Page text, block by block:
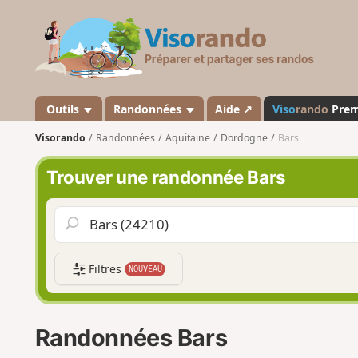
s
a
n
o
Outils Randonnées Aide ↗ Visorando
Visorando Randonnées Aquitaine Dordogne Bars
Trouver une randonnée Bars
Filtres NOUVEAU
Randonnées Bars